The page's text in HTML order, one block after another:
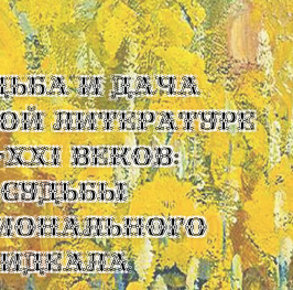
И ДАЧА
ЛИТЕРАТУРЕ
XXI ВЕКОВ:
СУДЬБЫ